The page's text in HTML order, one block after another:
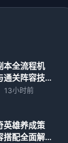
本全流程机
通关阵容技
策略分享
13小时前
英雄养成策
搭配全面解